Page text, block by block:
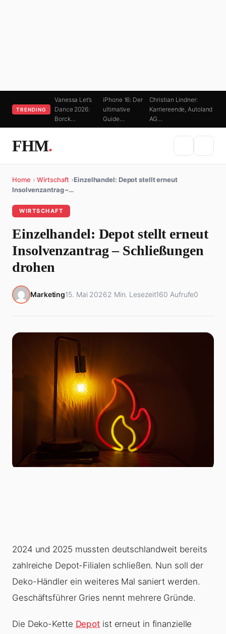
TRENDING
Vanessa Let’s
Dance 2026:
Borck…
iPhone 16: Der
ultimative
Guide…
Christian Lindner:
Karriereende, Autoland
AG…
FHM.
Home › Wirtschaft ›Einzelhandel: Depot stellt erneut
Insolvenzantrag –…
WIRTSCHAFT
Einzelhandel: Depot stellt erneut
Insolvenzantrag – Schließungen
drohen
Marketing15. Mai 20262 Min. Lesezeit160 Aufrufe0
2024 und 2025 mussten deutschlandweit bereits
zahlreiche Depot-Filialen schließen. Nun soll der
Deko-Händler ein weiteres Mal saniert werden.
Geschäftsführer Gries nennt mehrere Gründe.
Die Deko-Kette Depot ist erneut in finanzielle